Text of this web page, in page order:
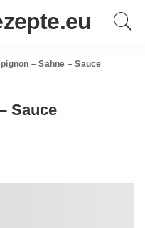
– Sahne – Sauce
Sauce